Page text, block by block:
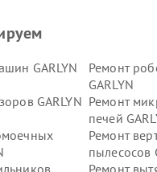
GARLYN
Ремонт
GARLYN
GARLYN Ремонт
печей
Ремонт
пылесосов